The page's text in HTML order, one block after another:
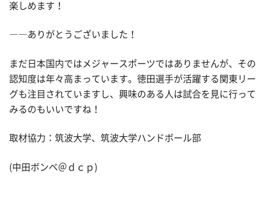
楽しめます！
――ありがとうございました！
まだ日本国内ではメジャースポーツではありませんが、その
認知度は年々高まっています。徳田選手が活躍する関東リー
グも注目されていますし、興味のある人は試合を見に行って
みるのもいいですね！
取材協力：筑波大学、筑波大学ハンドボール部
(中田ボンベ＠ｄｃｐ)